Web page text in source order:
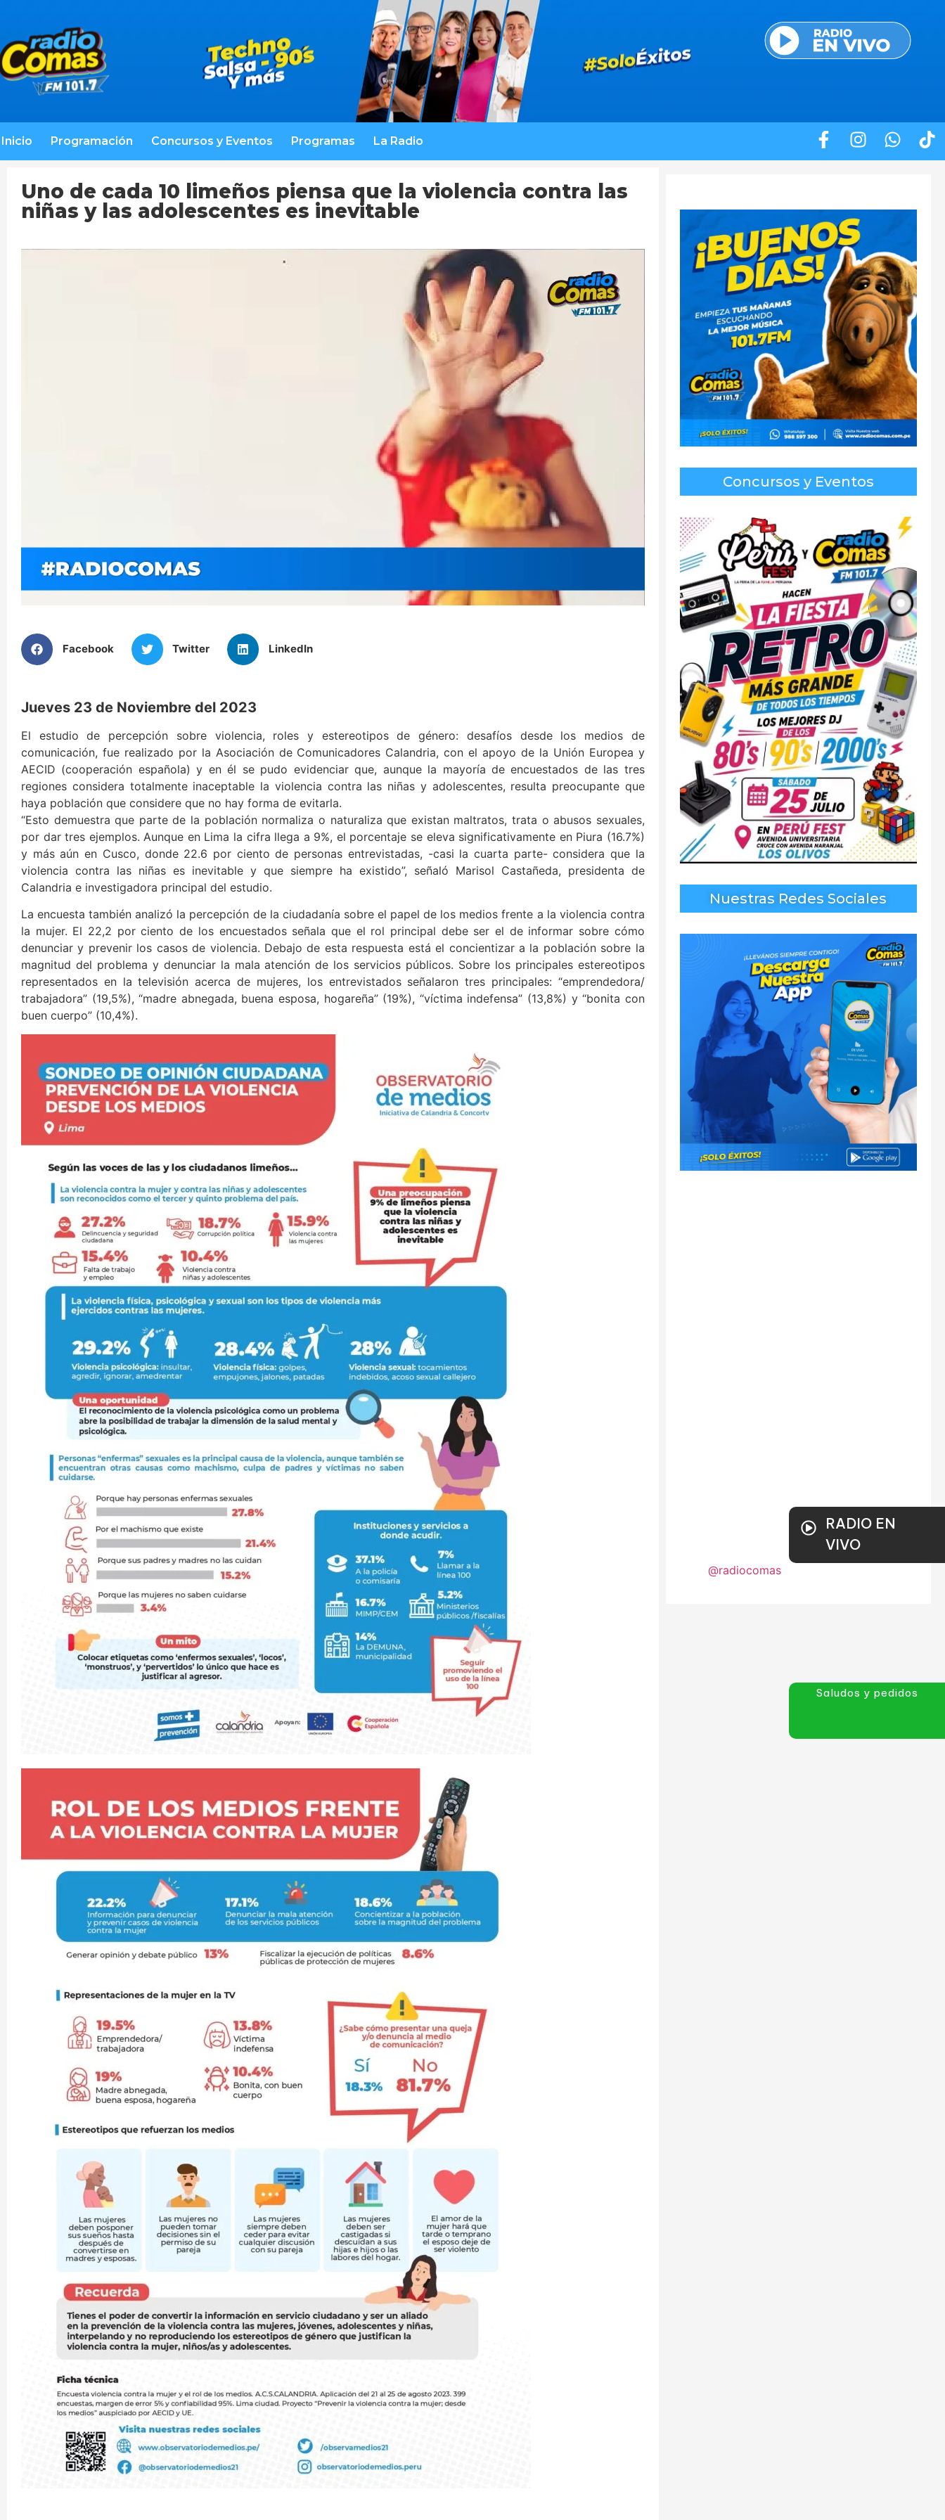
Inicio Programación Concursos y Eventos Programas La Radio
Uno de cada 10 limeños piensa que la violencia contra las
niñas y las adolescentes es inevitable
Facebook Twitter LinkedIn
Jueves 23 de Noviembre del 2023
El estudio de percepción sobre violencia, roles y estereotipos de género: desafíos desde los medios de
comunicación, fue realizado por la Asociación de Comunicadores Calandria, con el apoyo de la Unión Europea y
AECID (cooperación española) y en él se pudo evidenciar que, aunque la mayoría de encuestados de las tres
regiones considera totalmente inaceptable la violencia contra las niñas y adolescentes, resulta preocupante que
haya población que considere que no hay forma de evitarla.
“Esto demuestra que parte de la población normaliza o naturaliza que existan maltratos, trata o abusos sexuales,
por dar tres ejemplos. Aunque en Lima la cifra llega a 9%, el porcentaje se eleva significativamente en Piura (16.7%)
y más aún en Cusco, donde 22.6 por ciento de personas entrevistadas, -casi la cuarta parte- considera que la
violencia contra las niñas es inevitable y que siempre ha existido”, señaló Marisol Castañeda, presidenta de
Calandria e investigadora principal del estudio.
La encuesta también analizó la percepción de la ciudadanía sobre el papel de los medios frente a la violencia contra
la mujer. El 22,2 por ciento de los encuestados señala que el rol principal debe ser el de informar sobre cómo
denunciar y prevenir los casos de violencia. Debajo de esta respuesta está el concientizar a la población sobre la
magnitud del problema y denunciar la mala atención de los servicios públicos. Sobre los principales estereotipos
representados en la televisión acerca de mujeres, los entrevistados señalaron tres principales: “emprendedora/
trabajadora” (19,5%), “madre abnegada, buena esposa, hogareña” (19%), “víctima indefensa” (13,8%) y “bonita con
buen cuerpo” (10,4%).
Concursos y Eventos
Nuestras Redes Sociales
@radiocomas
RADIO EN
VIVO
Saludos y pedidos